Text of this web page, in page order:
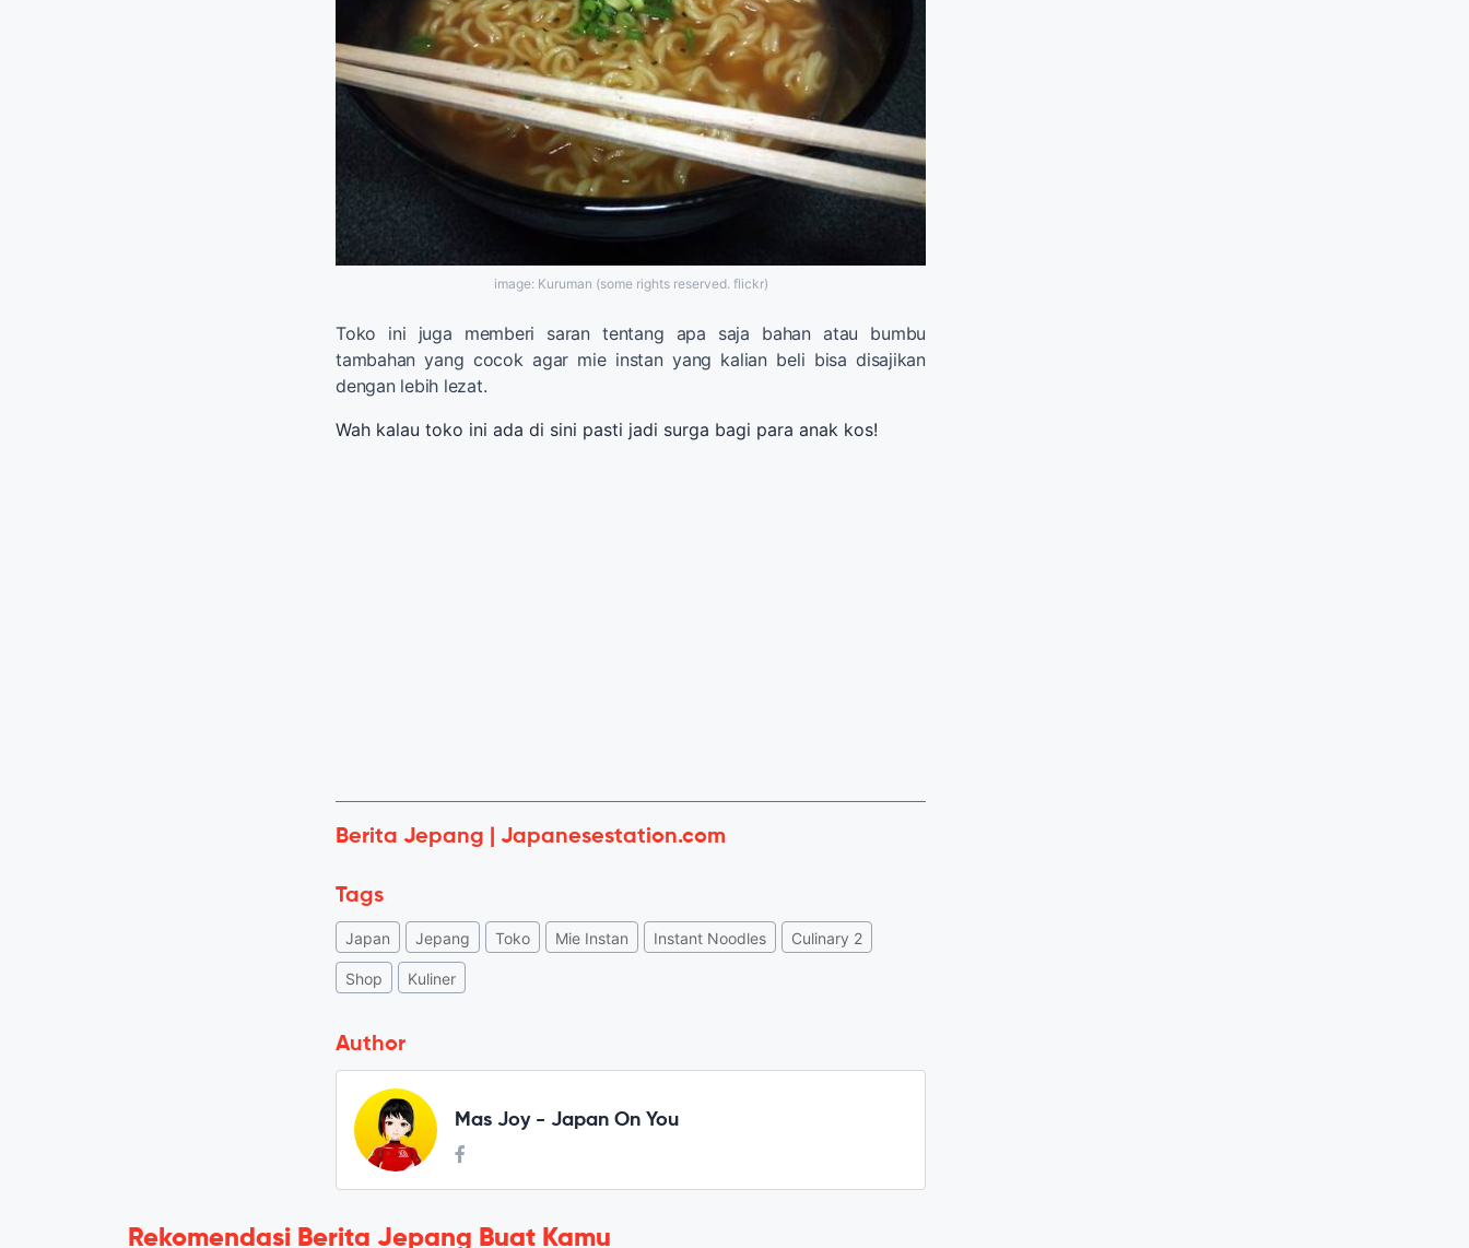
image: Kuruman (some rights reserved. flickr)
Toko ini juga memberi saran tentang apa saja bahan atau bumbu
tambahan yang cocok agar mie instan yang kalian beli bisa disajikan
dengan lebih lezat.
Wah kalau toko ini ada di sini pasti jadi surga bagi para anak kos!
Berita Jepang | Japanesestation.com
Tags
Japan Jepang Toko Mie Instan Instant Noodles Culinary 2
Shop Kuliner
Author
Mas Joy - Japan On You
Rekomendasi Berita Jepang Buat Kamu